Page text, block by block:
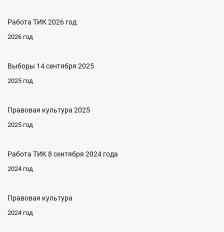
Работа ТИК 2026 год
2026 год
Выборы 14 сентября 2025
2025 год
Правовая культура 2025
2025 год
Работа ТИК 8 сентября 2024 года
2024 год
Правовая культура
2024 год